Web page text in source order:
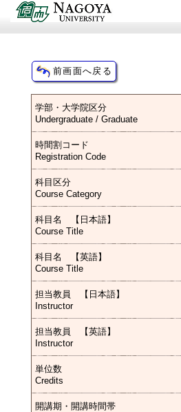
学部・大学院区分
Undergraduate / Graduate
時間割コード
Registration Code
科目区分
Course Category
科目名 【日本語】
Course Title
科目名 【英語】
Course Title
担当教員 【日本語】
Instructor
担当教員 【英語】
Instructor
単位数
Credits
開講期・開講時間帯